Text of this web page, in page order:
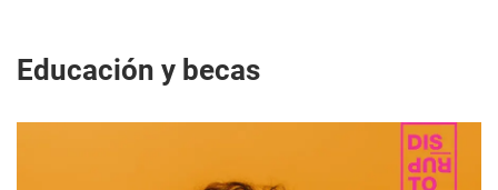
Educación y becas